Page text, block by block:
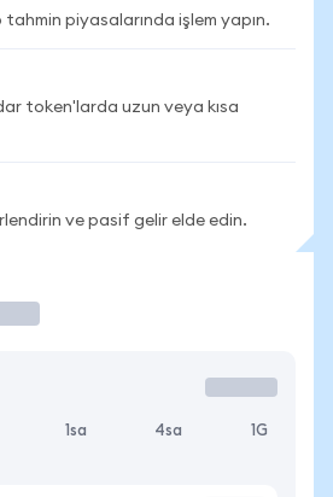
piyasalarında işlem yapın.
token'larda uzun veya kısa
ve pasif gelir elde edin.
1sa 4sa 1G